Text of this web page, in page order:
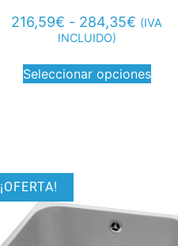
216,59€ - 284,35€ (IVA
INCLUIDO)
Seleccionar opciones
¡OFERTA!